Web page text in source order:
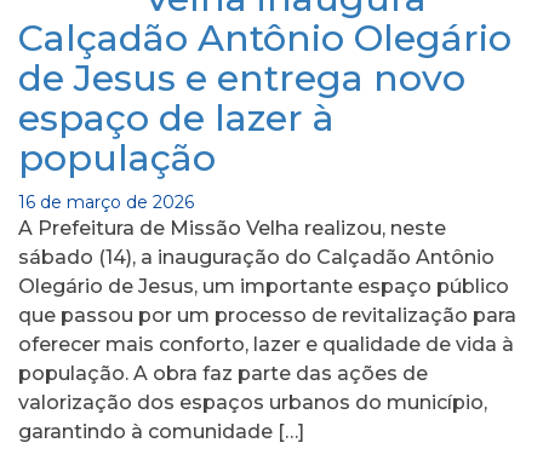
Calçadão Antônio Olegário
de Jesus e entrega novo
espaço de lazer à
população
16 de março de 2026
A Prefeitura de Missão Velha realizou, neste
sábado (14), a inauguração do Calçadão Antônio
Olegário de Jesus, um importante espaço público
que passou por um processo de revitalização para
oferecer mais conforto, lazer e qualidade de vida à
população. A obra faz parte das ações de
valorização dos espaços urbanos do município,
garantindo à comunidade […]